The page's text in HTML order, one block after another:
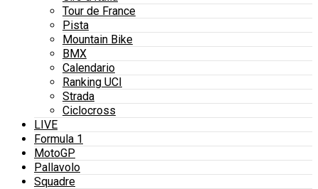
Tour de France
Pista
Mountain Bike
BMX
Calendario
Ranking UCI
Strada
Ciclocross
LIVE
Formula 1
MotoGP
Pallavolo
Squadre